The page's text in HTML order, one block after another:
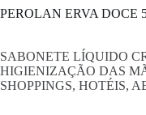
PEROLAN ERVA DOCE
SABONETE LÍQUIDO
HIGIENIZAÇÃO DAS
SHOPPINGS, HOTÉIS,